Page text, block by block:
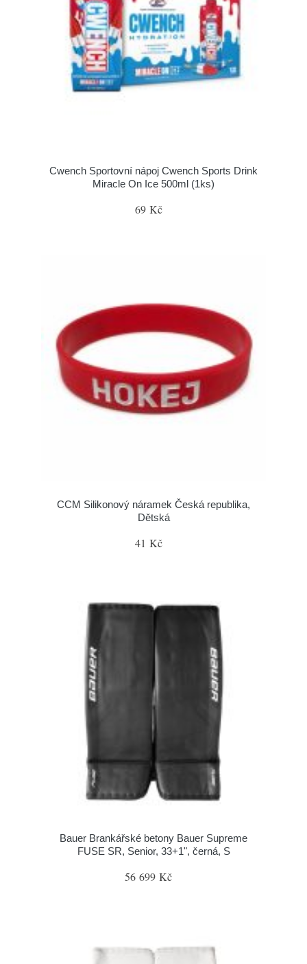
Cwench Sportovní nápoj Cwench Sports Drink
Miracle On Ice 500ml (1ks)
69 Kč
CCM Silikonový náramek Česká republika,
Dětská
41 Kč
Bauer Brankářské betony Bauer Supreme
FUSE SR, Senior, 33+1", černá, S
56 699 Kč